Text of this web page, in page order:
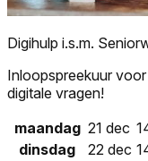
Digihulp i.s.m.
Inloopspreekuur
digitale vragen!
maandag 21 dec
dinsdag
22 dec